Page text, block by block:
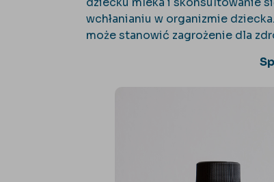
wchłanianiu w organizmie
może stanowić zagrożenie dla